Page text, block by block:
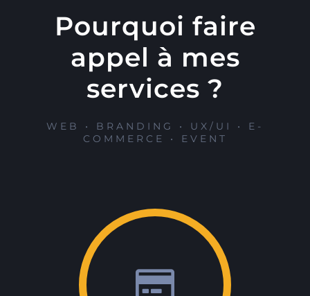
Pourquoi faire
appel à mes
services ?
WEB • BRANDING • UX/UI • E-
COMMERCE • EVENT